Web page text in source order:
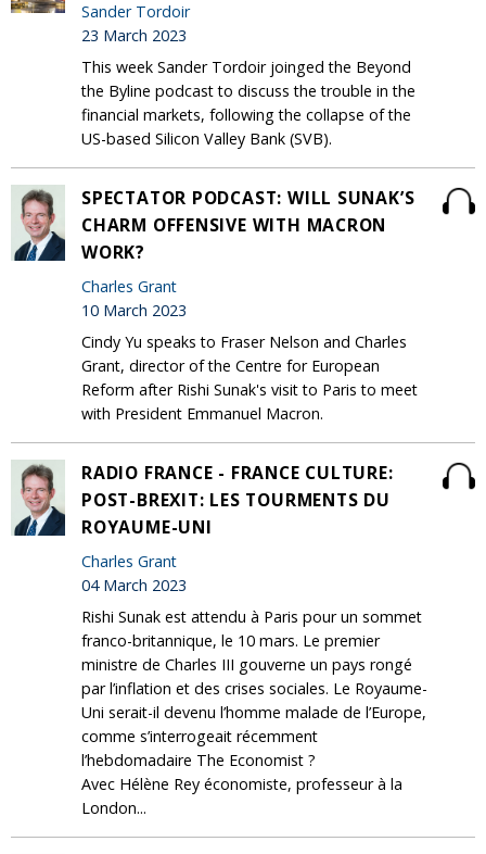
Sander Tordoir
23 March 2023
This week Sander Tordoir joinged the Beyond
the Byline podcast to discuss the trouble in the
financial markets, following the collapse of the
US-based Silicon Valley Bank (SVB).
SPECTATOR PODCAST: WILL SUNAK’S
CHARM OFFENSIVE WITH MACRON
WORK?
Charles Grant
10 March 2023
Cindy Yu speaks to Fraser Nelson and Charles
Grant, director of the Centre for European
Reform after Rishi Sunak's visit to Paris to meet
with President Emmanuel Macron.
RADIO FRANCE - FRANCE CULTURE:
POST-BREXIT: LES TOURMENTS DU
ROYAUME-UNI
Charles Grant
04 March 2023
Rishi Sunak est attendu à Paris pour un sommet
franco-britannique, le 10 mars. Le premier
ministre de Charles III gouverne un pays rongé
par l’inflation et des crises sociales. Le Royaume-
Uni serait-il devenu l’homme malade de l’Europe,
comme s’interrogeait récemment
l’hebdomadaire The Economist ?
Avec Hélène Rey économiste, professeur à la
London...